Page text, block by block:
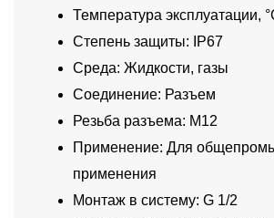
Температура эксплуатации,
Степень защиты: IP67
Среда: Жидкости, газы
Соединение: Разъем
Резьба разъема: M12
Применение: Для
применения
Монтаж в систему: G 1/2